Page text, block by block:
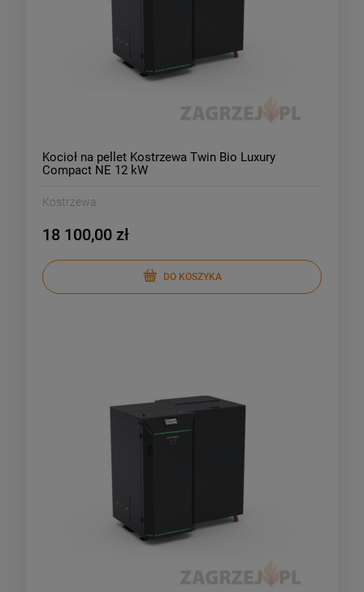
Kocioł na pellet Kostrzewa Twin Bio Luxury
Compact NE 12 kW
Kostrzewa
18 100,00 zł
DO KOSZYKA